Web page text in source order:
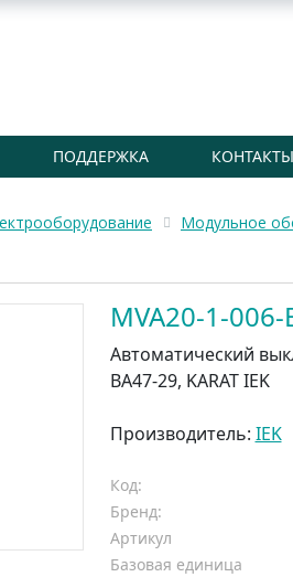
ПОДДЕРЖКА КОНТАКТЫ
Модульное
MVA20-1-006-
Автоматический
ВА47-29, KARAT IEK
Производитель: IEK
Код:
Бренд:
Артикул
Базовая единица